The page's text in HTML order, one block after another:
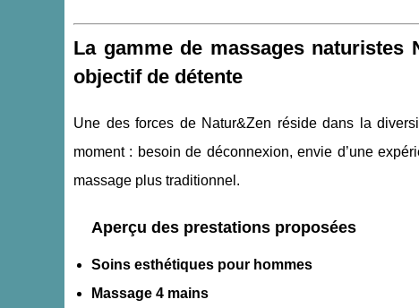
La gamme de massages naturistes
objectif de détente
Une des forces de Natur&Zen réside dans la
moment : besoin de déconnexion, envie d’une
massage plus traditionnel.
Aperçu des prestations proposées
Soins esthétiques pour hommes
Massage 4 mains